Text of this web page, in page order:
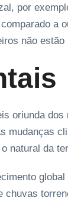
por
a
não
oriunda
mudanças
natural da